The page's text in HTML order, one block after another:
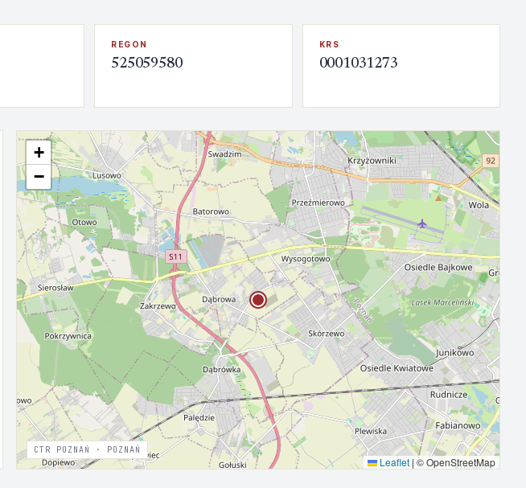
REGON
525059580
KRS
0001031273
+
−
Leaflet | © OpenStreetMap
CTR POZNAŃ · POZNAŃ